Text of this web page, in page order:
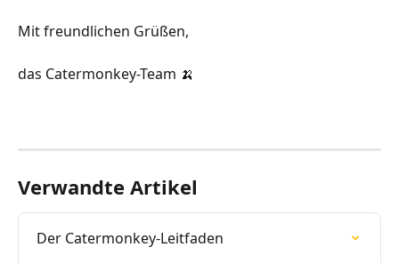
Mit freundlichen Grüßen,
das Catermonkey-Team 🍌
Verwandte Artikel
Der Catermonkey-Leitfaden